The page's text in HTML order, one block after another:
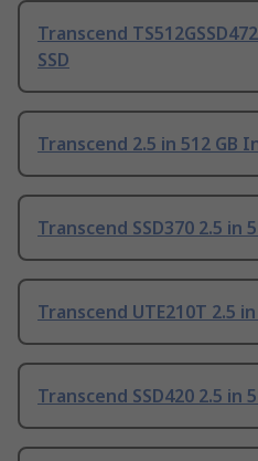
Transcend
SSD
Transcend 2.5 in 512 GB
Transcend SSD370 2.5 in
Transcend UTE210T 2.5
Transcend SSD420 2.5 in